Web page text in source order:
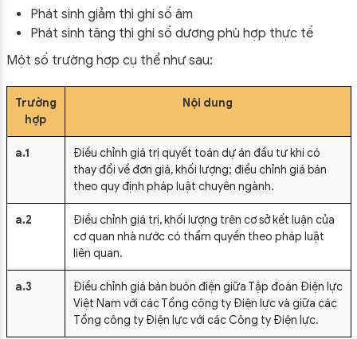
Phát sinh giảm thì ghi số âm
Phát sinh tăng thì ghi số dương phù hợp thực tế
Một số trường hợp cụ thể như sau:
Trường
hợp
Nội dung
a.1
Điều chỉnh giá trị quyết toán dự án đầu tư khi có
thay đổi về đơn giá, khối lượng; điều chỉnh giá bán
theo quy định pháp luật chuyên ngành.
a.2
Điều chỉnh giá trị, khối lượng trên cơ sở kết luận của
cơ quan nhà nước có thẩm quyền theo pháp luật
liên quan.
a.3
Điều chỉnh giá bán buôn điện giữa Tập đoàn Điện lực
Việt Nam với các Tổng công ty Điện lực và giữa các
Tổng công ty Điện lực với các Công ty Điện lực.